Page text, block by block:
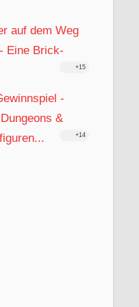
auf dem Weg
Eine Brick-
+15
-
&
+14